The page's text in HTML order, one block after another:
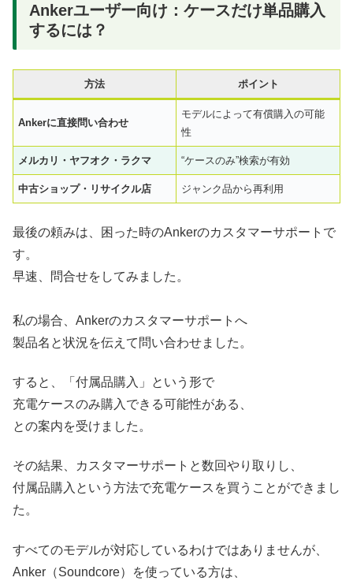
Ankerユーザー向け：ケースだけ単品購入
するには？
方法 ポイント
Ankerに直接問い合わせ
モデルによって有償購入の可能
性
メルカリ・ヤフオク・ラクマ “ケースのみ”検索が有効
中古ショップ・リサイクル店 ジャンク品から再利用
最後の頼みは、困った時のAnkerのカスタマーサポートで
す。
早速、問合せをしてみました。
私の場合、Ankerのカスタマーサポートへ
製品名と状況を伝えて問い合わせました。
すると、「付属品購入」という形で
充電ケースのみ購入できる可能性がある、
との案内を受けました。
その結果、カスタマーサポートと数回やり取りし、
付属品購入という方法で充電ケースを買うことができまし
た。
すべてのモデルが対応しているわけではありませんが、
Anker（Soundcore）を使っている方は、